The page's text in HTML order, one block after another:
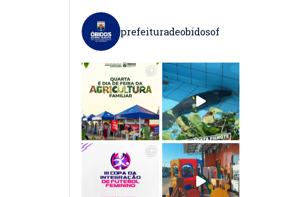
prefeituradeobidosof